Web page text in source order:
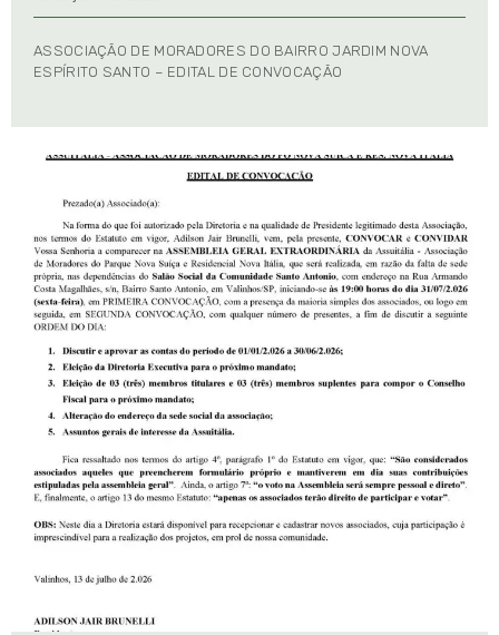
ASSOCIAÇÃO DE MORADORES DO BAIRRO JARDIM NOVA
ESPÍRITO SANTO – EDITAL DE CONVOCAÇÃO